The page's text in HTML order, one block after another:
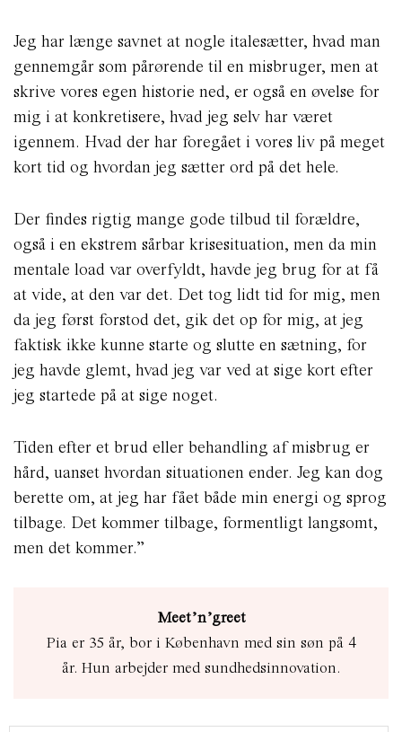
Jeg har længe savnet at nogle italesætter, hvad man
gennemgår som pårørende til en misbruger, men at
skrive vores egen historie ned, er også en øvelse for
mig i at konkretisere, hvad jeg selv har været
igennem. Hvad der har foregået i vores liv på meget
kort tid og hvordan jeg sætter ord på det hele.
Der findes rigtig mange gode tilbud til forældre,
også i en ekstrem sårbar krisesituation, men da min
mentale load var overfyldt, havde jeg brug for at få
at vide, at den var det. Det tog lidt tid for mig, men
da jeg først forstod det, gik det op for mig, at jeg
faktisk ikke kunne starte og slutte en sætning, for
jeg havde glemt, hvad jeg var ved at sige kort efter
jeg startede på at sige noget.
Tiden efter et brud eller behandling af misbrug er
hård, uanset hvordan situationen ender. Jeg kan dog
berette om, at jeg har fået både min energi og sprog
tilbage. Det kommer tilbage, formentligt langsomt,
men det kommer.”
Meet’n’greet
Pia er 35 år, bor i København med sin søn på 4
år. Hun arbejder med sundhedsinnovation.